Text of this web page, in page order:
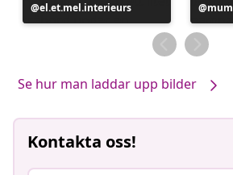
Inlägg
publicerat
el.et.mel.interieurs
av
Se hur man laddar upp bilder
Kontakta oss!